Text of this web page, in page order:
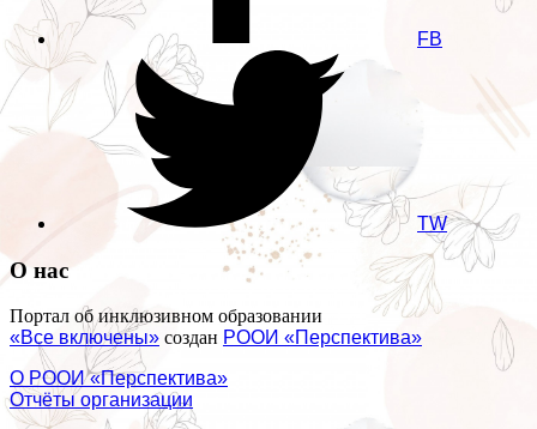
FB
TW
О нас
Портал об инклюзивном образовании
«Все включены» создан РООИ «Перспектива»
О РООИ «Перспектива»
Отчёты организации